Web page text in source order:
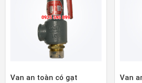
Van an toàn có gạt
Van